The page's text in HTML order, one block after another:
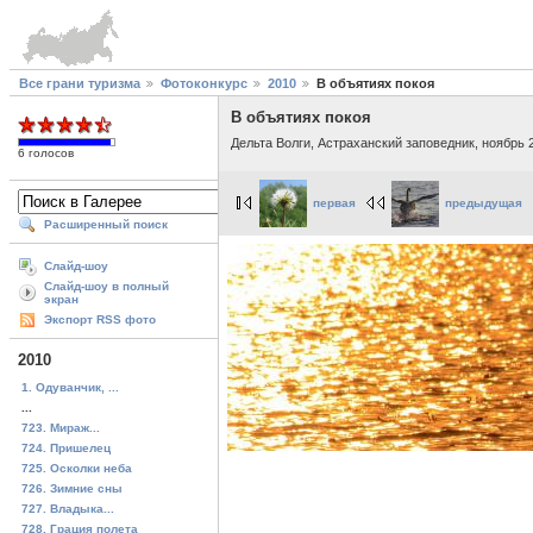
Все грани туризма Фотоконкурс 2010 В объятиях покоя
6 голосов
Расширенный поиск
Слайд-шоу
Слайд-шоу в полный
экран
Экспорт RSS фото
2010
1. Одуванчик, ...
723. Мираж...
724. Пришелец
725. Осколки неба
726. Зимние сны
727. Владыка...
728. Грация полета
В объятиях покоя
Дельта Волги, Астраханский заповедник, ноябрь
первая предыдущая